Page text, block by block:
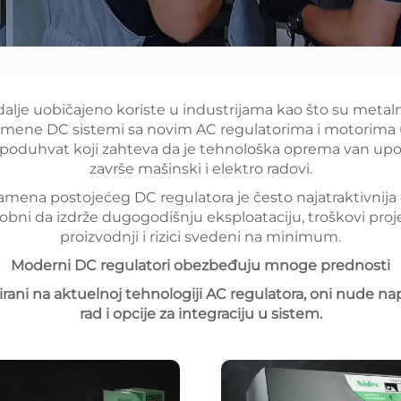
uobičajeno koriste u industrijama kao što su
DC sistemi sa novim AC regulatorima i
koji zahteva da je tehnološka oprema van
završe mašinski i elektro radovi.
postojećeg DC regulatora je često
da izdrže dugogodišnju eksploataciju, troškovi
proizvodnji i rizici svedeni na minimum.
Moderni DC regulatori obezbeđuju mnoge prednosti
na aktuelnoj tehnologiji AC regulatora, oni nude
rad i opcije za integraciju u sistem.